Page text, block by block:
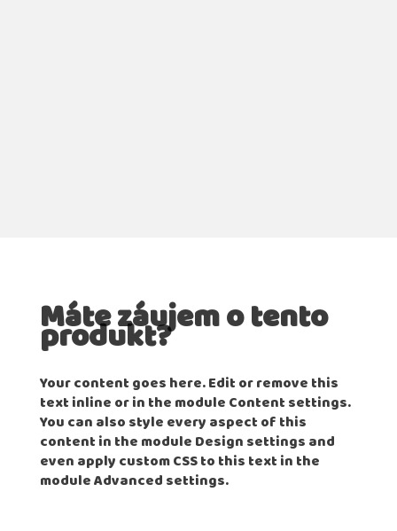
Máte záujem o tento
produkt?
Your content goes here. Edit or remove this
text inline or in the module Content settings.
You can also style every aspect of this
content in the module Design settings and
even apply custom CSS to this text in the
module Advanced settings.